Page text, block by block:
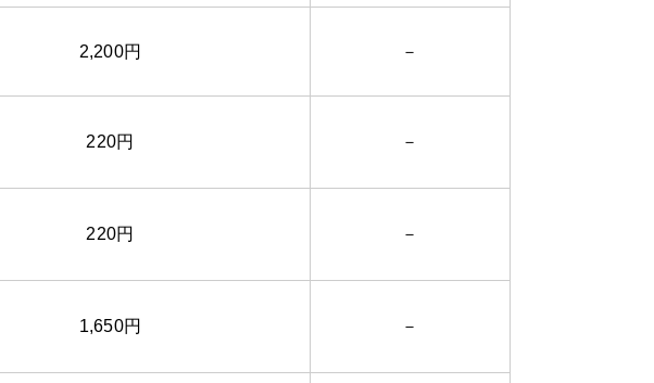
2,200円 －
220円 －
220円 －
1,650円 －